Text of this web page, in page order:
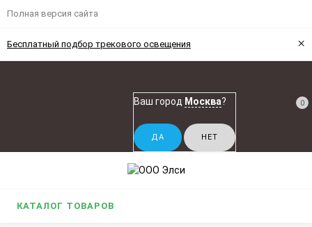
Полная версия сайта
Бесплатный подбор трекового освещения ×
Ваш город Москва? 0
КАТАЛОГ ТОВАРОВ